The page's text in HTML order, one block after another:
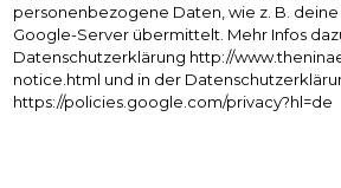
personenbezogene Daten, wie z. B. deine
Google-Server übermittelt. Mehr Infos
Datenschutzerklärung http://
notice.html und in der
https://policies.google.com/privacy?hl=de